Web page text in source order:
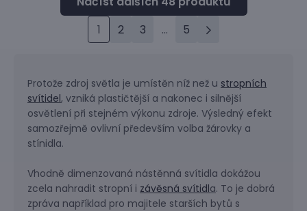
1 2 3 ... 5
Protože zdroj světla je umístěn níž než u stropních
svítidel, vzniká plastičtější a nakonec i silnější
osvětlení při stejném výkonu zdroje. Výsledný efekt
samozřejmě ovlivní především volba žárovky a
stínidla.
Vhodně dimenzovaná nástěnná svítidla dokážou
zcela nahradit stropní i závěsná svítidla. To je dobrá
zpráva například pro majitele starších bytů s